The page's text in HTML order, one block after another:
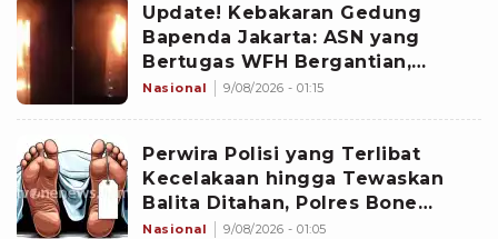
Update! Kebakaran Gedung
Bapenda Jakarta: ASN yang
Bertugas WFH Bergantian,
Pramono Pastikan Layanan Tetap
Nasional 9/08/2026 - 01:15
Perwira Polisi yang Terlibat
Kecelakaan hingga Tewaskan
Balita Ditahan, Polres Bone
Dalami Dugaan Rem Blong
Nasional 9/08/2026 - 01:05